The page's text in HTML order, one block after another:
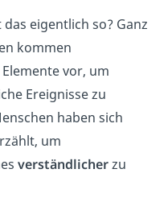
eigentlich so? Ganz
kommen
vor, um
Ereignisse zu
haben sich
um
verständlicherzu